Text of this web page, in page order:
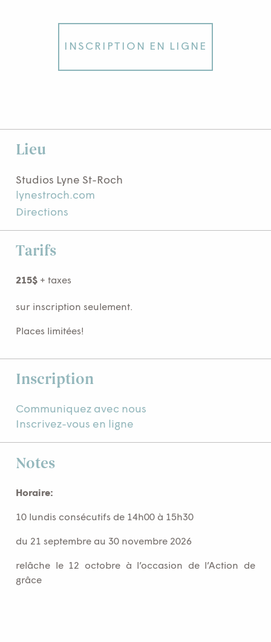
INSCRIPTION EN LIGNE
Lieu
Studios Lyne St-Roch
lynestroch.com
Directions
Tarifs
215$ + taxes
sur inscription seulement.
Places limitées!
Inscription
Communiquez avec nous
Inscrivez-vous en ligne
Notes
Horaire:
10 lundis consécutifs de 14h00 à 15h30
du 21 septembre au 30 novembre 2026
relâche le 12 octobre à l’occasion de l’Action de
grâce